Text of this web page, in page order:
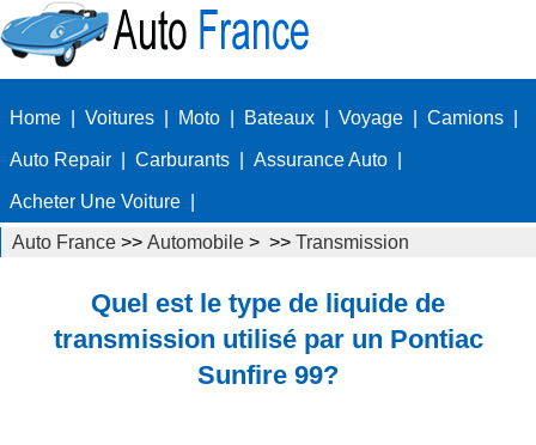
Home Voitures Moto Bateaux Voyage Camions
Auto Repair Carburants Assurance Auto
Acheter Une Voiture
Auto France >> Automobile > >> Transmission
Quel est le type de liquide de
transmission utilisé par un Pontiac
Sunfire 99?